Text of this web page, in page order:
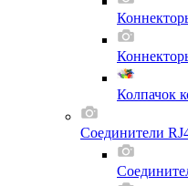
Колпачок
Соединители